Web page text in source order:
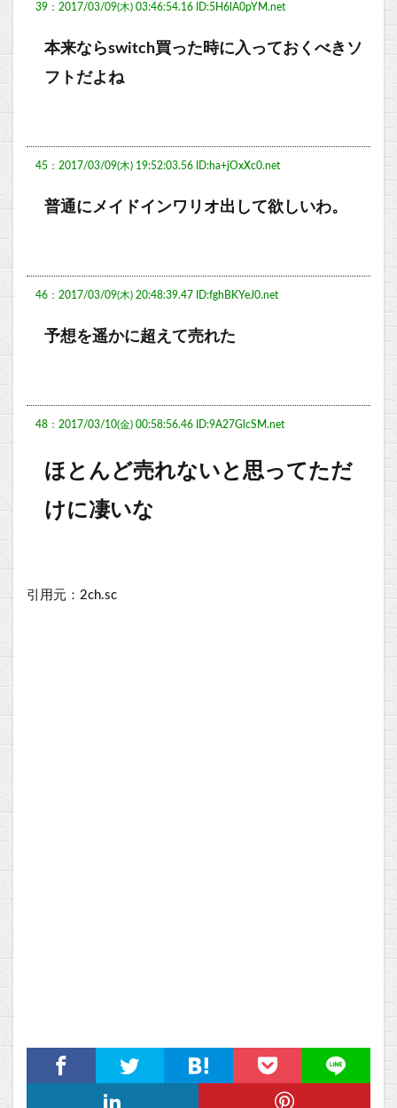
39：2017/03/09(木) 03:46:54.16 ID:5H6lA0pYM.net
本来ならswitch買った時に入っておくべきソ
フトだよね
45：2017/03/09(木) 19:52:03.56 ID:ha+jOxXc0.net
普通にメイドインワリオ出して欲しいわ。
46：2017/03/09(木) 20:48:39.47 ID:fghBKYeJ0.net
予想を遥かに超えて売れた
48：2017/03/10(金) 00:58:56.46 ID:9A27GlcSM.net
ほとんど売れないと思ってただ
けに凄いな
引用元：2ch.sc